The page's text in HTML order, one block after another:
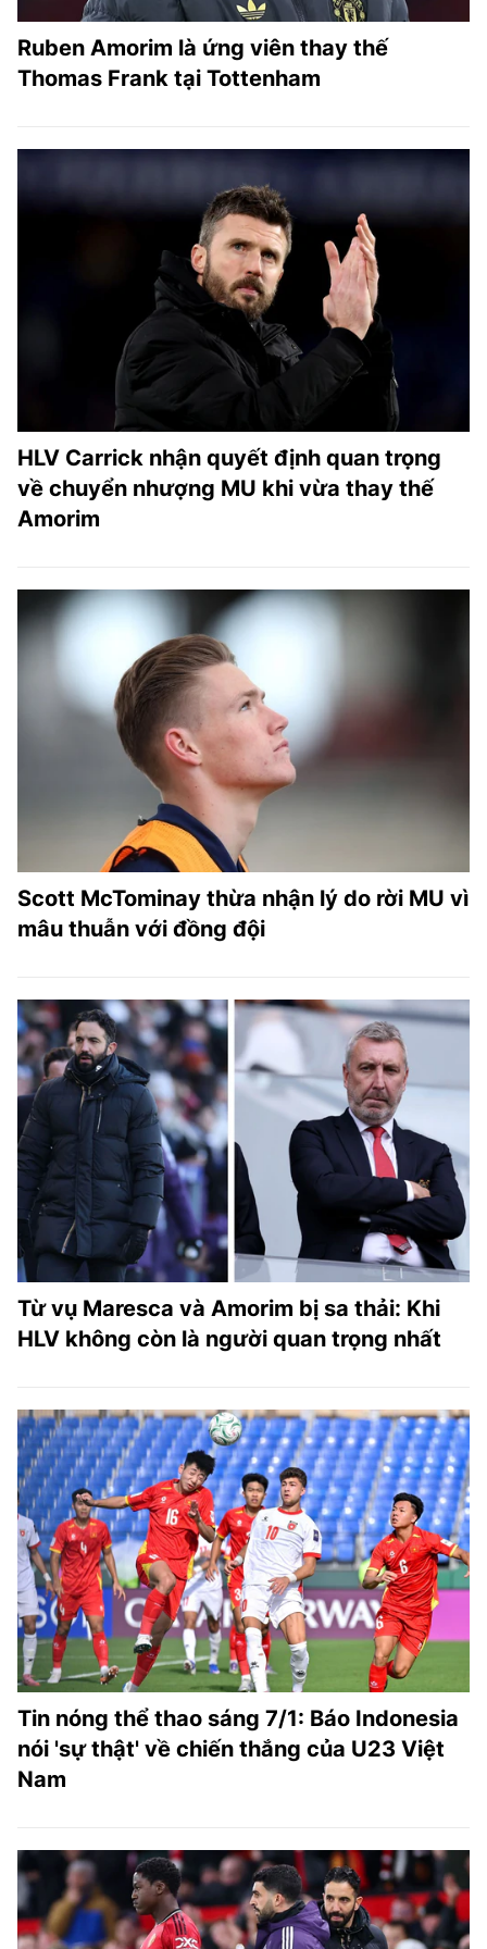
Ruben Amorim là ứng viên thay thế
Thomas Frank tại Tottenham
HLV Carrick nhận quyết định quan trọng
về chuyển nhượng MU khi vừa thay thế
Amorim
Scott McTominay thừa nhận lý do rời MU vì
mâu thuẫn với đồng đội
Từ vụ Maresca và Amorim bị sa thải: Khi
HLV không còn là người quan trọng nhất
Tin nóng thể thao sáng 7/1: Báo Indonesia
nói 'sự thật' về chiến thắng của U23 Việt
Nam